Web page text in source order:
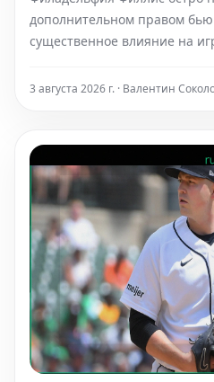
дополнительном правом
существенное влияние на
игроков, соответствующих
3 августа 2026 г. · Валентин